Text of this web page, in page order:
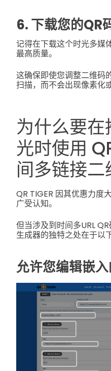
6. 下载您的QR
记得在下载这个时光多媒
最高质量。
这确保即使您调整二维码
扫描，而不会出现像素化
为什么要
光时使用
间多链接二
QR TIGER 因其优惠力度
广受认知。
但当涉及到时间多URL
生成器的独特之处在于以
允许您编辑嵌入